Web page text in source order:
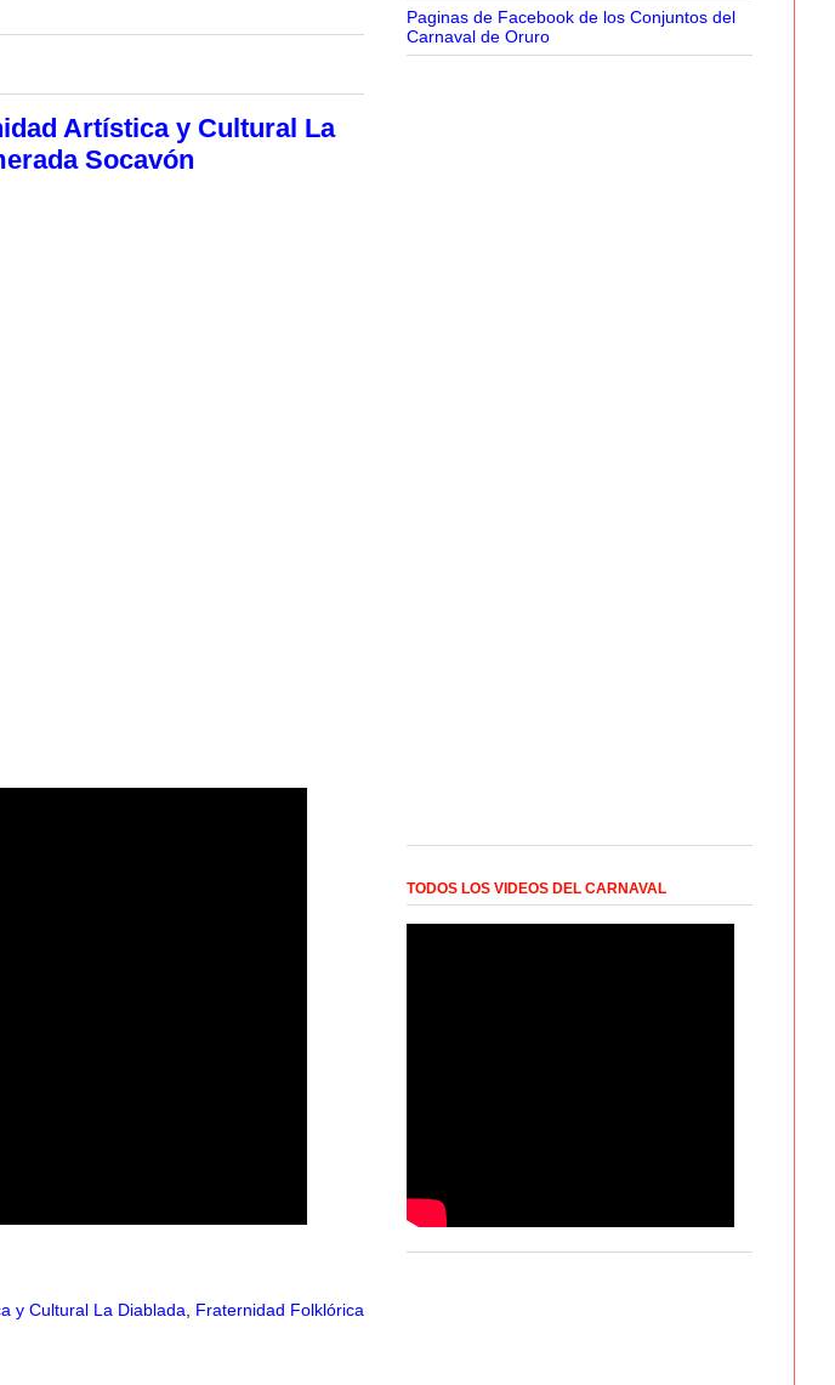
Artística y Cultural La
Socavón
y Cultural La Diablada
Fraternidad Folklórica
Paginas de Facebook de los Conjuntos del
Carnaval de Oruro
TODOS LOS VIDEOS DEL CARNAVAL